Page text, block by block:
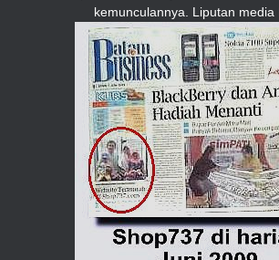
kemunculannya. Liputan media